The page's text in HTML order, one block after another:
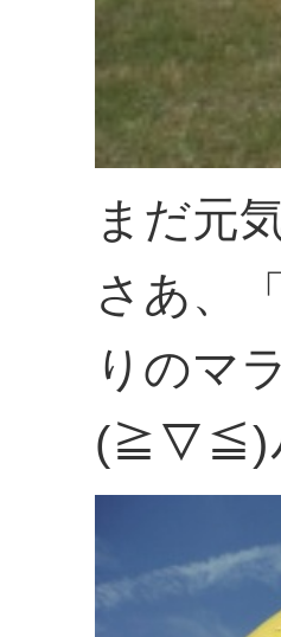
まだ元
さあ、
りのマ
(≧▽≦)